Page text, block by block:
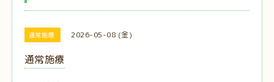
通常施療 2026-05-08 (金)
通常施療